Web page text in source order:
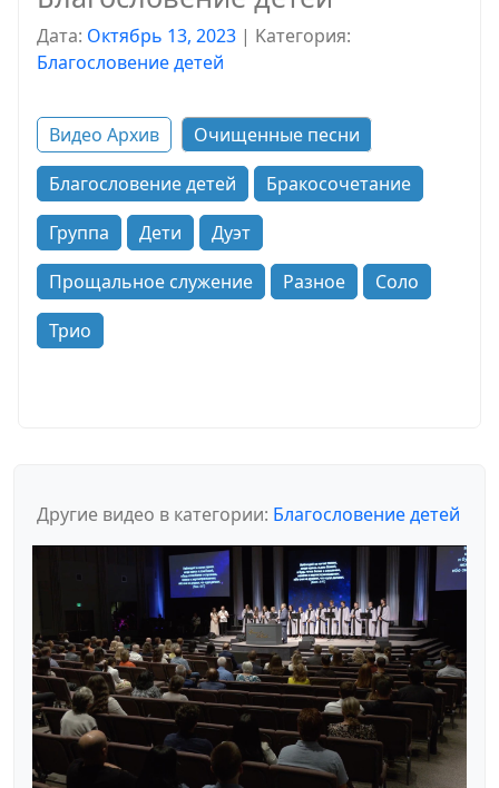
Дата: Октябрь 13, 2023 | Kатегория:
Благословение детей
Видео Архив
Очищенные песни
Благословение детей
Бракосочетание
Группа
Дети
Дуэт
Прощальное служение
Разное
Соло
Трио
Другие видео в категории: Благословение детей